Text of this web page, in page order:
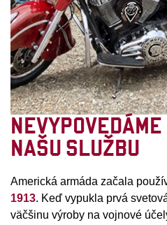
NEVYPOVEDÁME
NAŠU SLUŽBU
Americká armáda začala
1913. Keď vypukla prvá
väčšinu výroby na vojnové